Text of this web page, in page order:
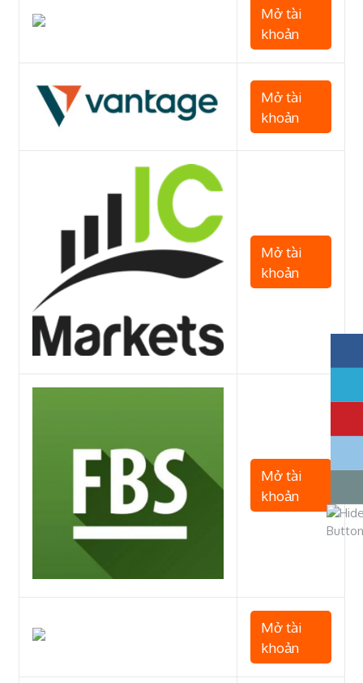
Mở tài
khoản
Mở tài
khoản
Mở tài
khoản
Mở tài
khoản
Mở tài
khoản